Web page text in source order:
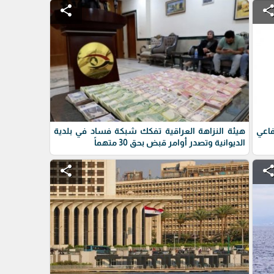
share
share
هيئة النزاهة العراقية تفكك شبكة فساد في بلدية
الديوانية وتصدر أوامر قبض بحق 30 متهماً
share
share